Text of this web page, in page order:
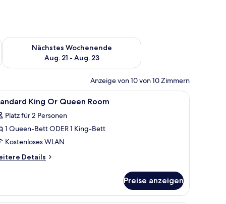
Aug. 14 - Aug. 16.
Nächstes Wochenende
Aug. 21 - Aug. 23
Überprüfe die Verfügbarkeit für nächstes Wochenende, Aug.
Anzeige von 10 von 10 Zimmern
Allergikerbettwaren, Zimmersafe,
9 King Or Queen Room
Platz für 2 Personen
1 Queen-Bett ODER 1 King-Bett
Kostenloses WLAN
Details
Preise anzeigen